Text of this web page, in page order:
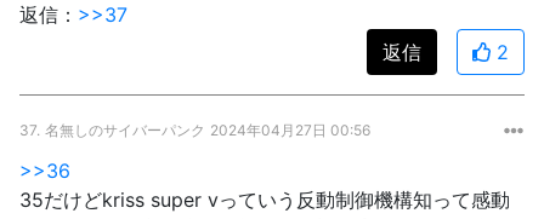
返信： >>37
返信
2
37. 名無しのサイバーパンク 2024年04月27日 00:56
>>36
35だけどkriss super vっていう反動制御機構知って感動